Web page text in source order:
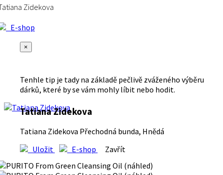
Zidekova
E-shop
×
Tenhle tip je tady na základě pečlivě zváženého výběru
dárků, které by se vám mohly líbit nebo hodit.
Tatiana Zidekova
Tatiana Zidekova Přechodná bunda, Hnědá
Uložit
E-shop Zavřít